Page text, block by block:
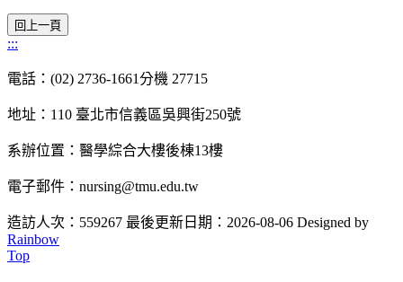
:::
電話：(02) 2736-1661分機 27715
地址：110 臺北市信義區吳興街250號
系辦位置：醫學綜合大樓後棟13樓
電子郵件：nursing@tmu.edu.tw
造訪人次：559267 最後更新日期：2026-08-06 Designed by
Rainbow
Top